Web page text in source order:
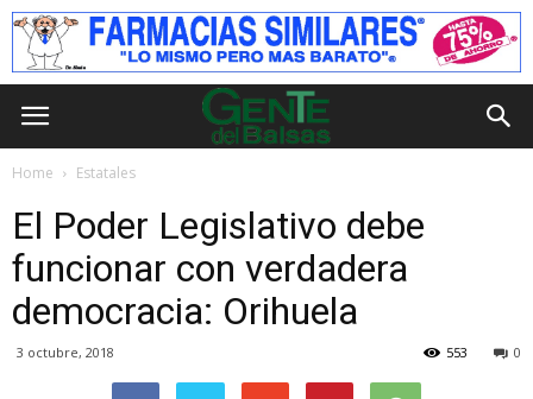
Home Estatales
El Poder Legislativo debe
funcionar con verdadera
democracia: Orihuela
3 octubre, 2018 0
553